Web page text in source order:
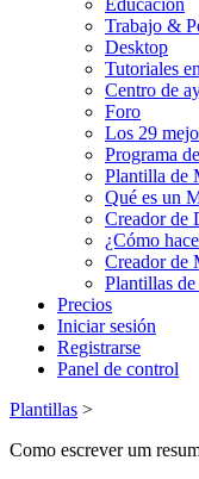
Educación
Trabajo &
Desktop
Tutoriales
Centro de
Foro
Los 29
Programa
Plantilla de
Qué es un
Creador de
¿Cómo
Creador de
Plantillas
Precios
Iniciar sesión
Registrarse
Panel de control
Plantillas >
Como escrever um